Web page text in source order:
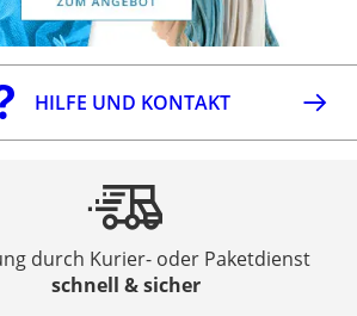
HILFE UND KONTAKT
durch Kurier- oder Paketdienst
schnell & sicher